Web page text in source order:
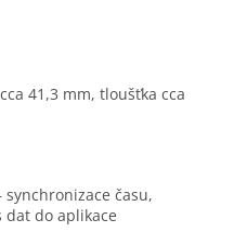
41,3 mm, tloušťka cca
synchronizace času,
do aplikace